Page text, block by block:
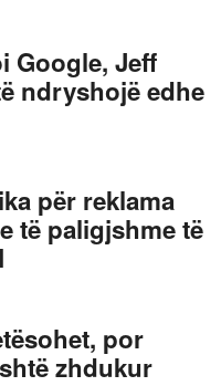
Google, Jeff
ndryshojë edhe
për reklama
të paligjshme të
por
zhdukur